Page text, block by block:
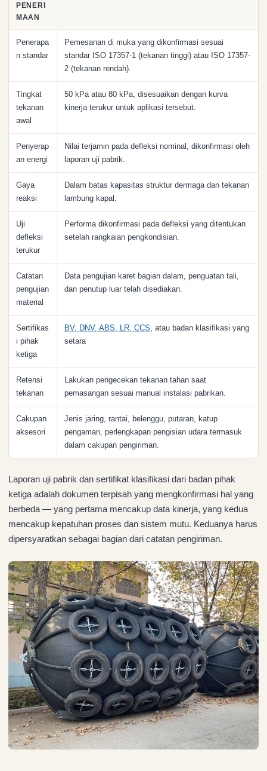
PENERI
MAAN
Penerapa
n standar
Pemesanan di muka yang dikonfirmasi sesuai
standar ISO 17357-1 (tekanan tinggi) atau ISO 17357-
2 (tekanan rendah).
Tingkat
tekanan
awal
50 kPa atau 80 kPa, disesuaikan dengan kurva
kinerja terukur untuk aplikasi tersebut.
Penyerap
an energi
Nilai terjamin pada defleksi nominal, dikonfirmasi oleh
laporan uji pabrik.
Gaya
reaksi
Dalam batas kapasitas struktur dermaga dan tekanan
lambung kapal.
Uji
defleksi
terukur
Performa dikonfirmasi pada defleksi yang ditentukan
setelah rangkaian pengkondisian.
Catatan
pengujian
material
Data pengujian karet bagian dalam, penguatan tali,
dan penutup luar telah disediakan.
Sertifikas
i pihak
ketiga
BV, DNV, ABS, LR, CCS, atau badan klasifikasi yang
setara
Retensi
tekanan
Lakukan pengecekan tekanan tahan saat
pemasangan sesuai manual instalasi pabrikan.
Cakupan
aksesori
Jenis jaring, rantai, belenggu, putaran, katup
pengaman, perlengkapan pengisian udara termasuk
dalam cakupan pengiriman.
Laporan uji pabrik dan sertifikat klasifikasi dari badan pihak
ketiga adalah dokumen terpisah yang mengkonfirmasi hal yang
berbeda — yang pertama mencakup data kinerja, yang kedua
mencakup kepatuhan proses dan sistem mutu. Keduanya harus
dipersyaratkan sebagai bagian dari catatan pengiriman.